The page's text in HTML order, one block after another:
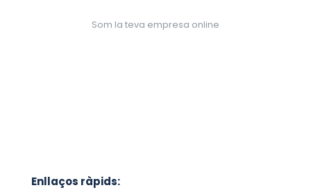
Som la teva empresa online
Enllaços ràpids: